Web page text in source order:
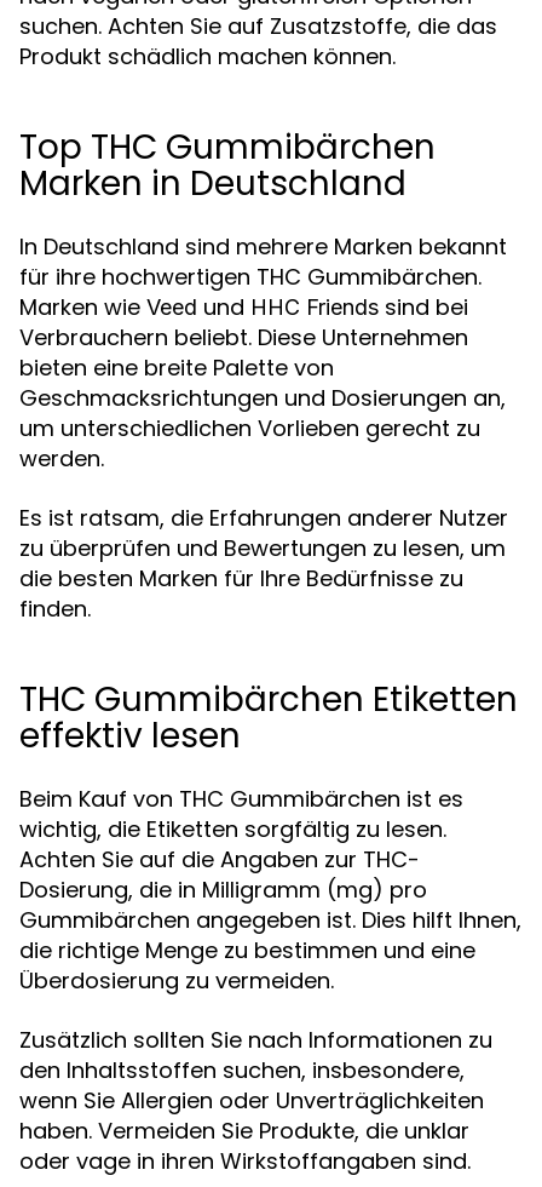
suchen. Achten Sie auf Zusatzstoffe, die das
Produkt schädlich machen können.
Top THC Gummibärchen
Marken in Deutschland
In Deutschland sind mehrere Marken bekannt
für ihre hochwertigen THC Gummibärchen.
Marken wie Veed und HHC Friends sind bei
Verbrauchern beliebt. Diese Unternehmen
bieten eine breite Palette von
Geschmacksrichtungen und Dosierungen an,
um unterschiedlichen Vorlieben gerecht zu
werden.
Es ist ratsam, die Erfahrungen anderer Nutzer
zu überprüfen und Bewertungen zu lesen, um
die besten Marken für Ihre Bedürfnisse zu
finden.
THC Gummibärchen Etiketten
effektiv lesen
Beim Kauf von THC Gummibärchen ist es
wichtig, die Etiketten sorgfältig zu lesen.
Achten Sie auf die Angaben zur THC-
Dosierung, die in Milligramm (mg) pro
Gummibärchen angegeben ist. Dies hilft Ihnen,
die richtige Menge zu bestimmen und eine
Überdosierung zu vermeiden.
Zusätzlich sollten Sie nach Informationen zu
den Inhaltsstoffen suchen, insbesondere,
wenn Sie Allergien oder Unverträglichkeiten
haben. Vermeiden Sie Produkte, die unklar
oder vage in ihren Wirkstoffangaben sind.